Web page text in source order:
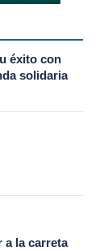
éxito con
solidaria
a la carreta